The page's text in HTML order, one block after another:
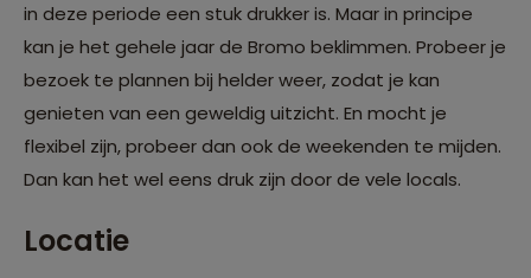
in deze periode een stuk drukker is. Maar in principe
kan je het gehele jaar de Bromo beklimmen. Probeer je
bezoek te plannen bij helder weer, zodat je kan
genieten van een geweldig uitzicht. En mocht je
flexibel zijn, probeer dan ook de weekenden te mijden.
Dan kan het wel eens druk zijn door de vele locals.
Locatie